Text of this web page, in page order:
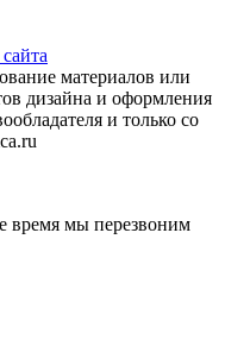
материалов или
дизайна и оформления
и только со
время мы перезвоним